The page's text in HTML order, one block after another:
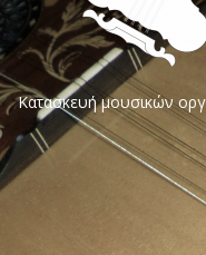
Κατασκευή μουσικών